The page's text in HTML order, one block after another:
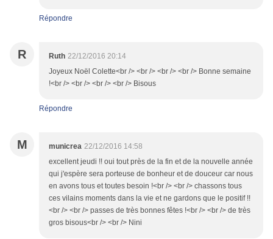
Répondre
R Ruth 22/12/2016 20:14
Joyeux Noël Colette<br /> <br /> <br /> <br /> Bonne semaine
!<br /> <br /> <br /> <br /> Bisous
Répondre
M municrea 22/12/2016 14:58
excellent jeudi !! oui tout près de la fin et de la nouvelle année
qui j'espère sera porteuse de bonheur et de douceur car nous
en avons tous et toutes besoin !<br /> <br /> chassons tous
ces vilains moments dans la vie et ne gardons que le positif !!
<br /> <br /> passes de très bonnes fêtes !<br /> <br /> de très
gros bisous<br /> <br /> Nini